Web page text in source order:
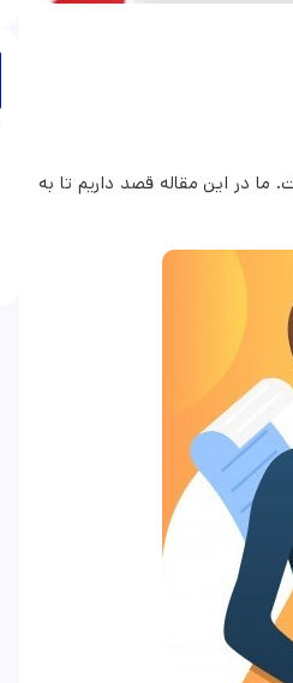
ما در این مقاله قصد داریم تا به